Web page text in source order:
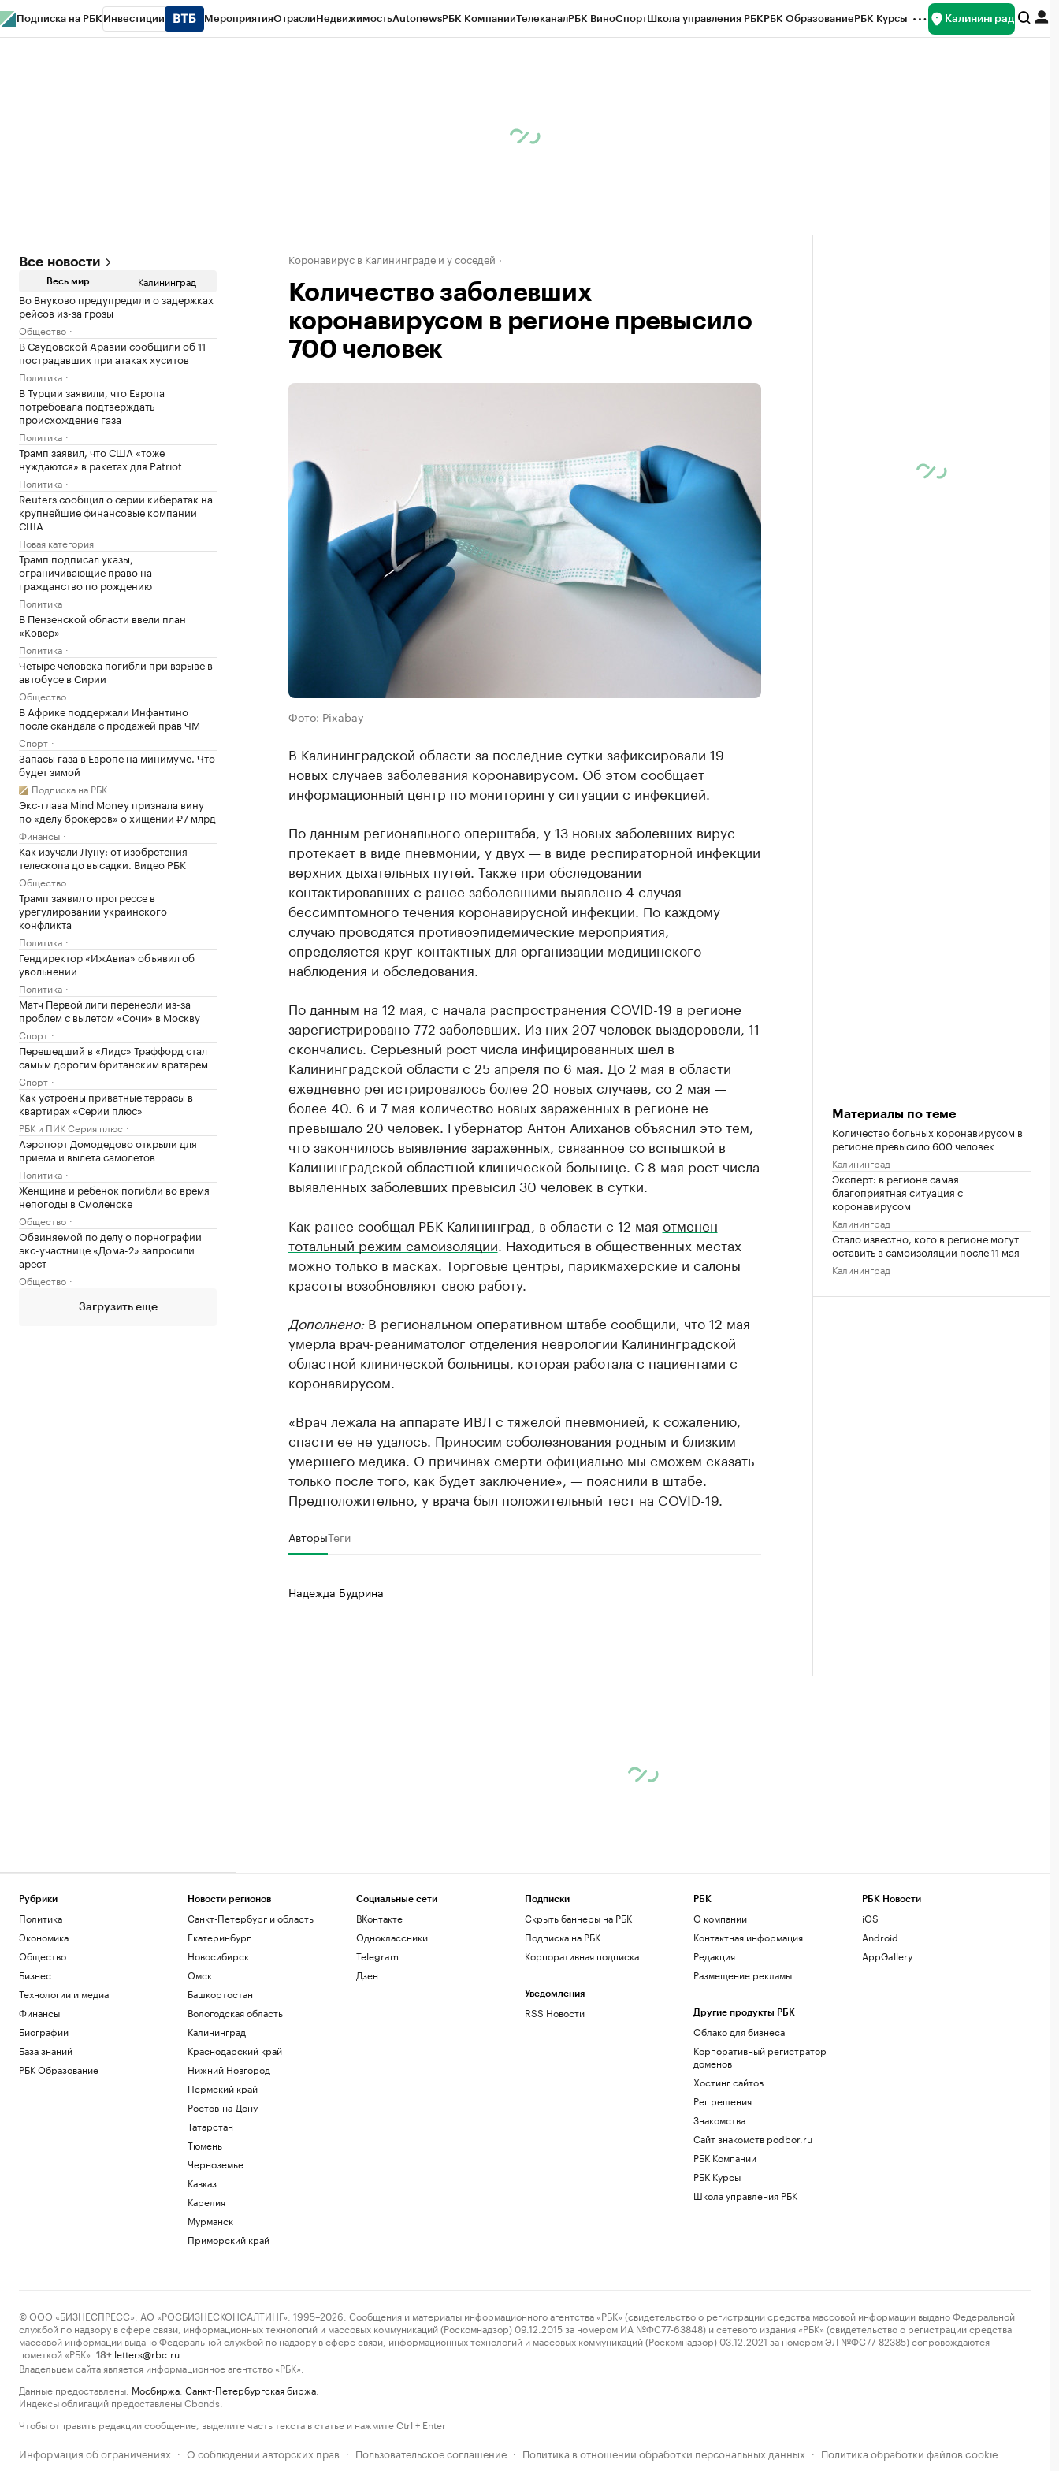
Подписка на РБК Инвестиции МероприятияОтраслиНедвижимостьAutonewsРБК КомпанииТелеканалРБК ВиноСпортШкола управления РБКРБК ОбразованиеРБК Курсы Калининград
Все новости
Весь мир Калининград
Во Внуково предупредили о задержках
рейсов из-за грозы
Общество
В Саудовской Аравии сообщили об 11
пострадавших при атаках хуситов
Политика
В Турции заявили, что Европа
потребовала подтверждать
происхождение газа
Политика
Трамп заявил, что США «тоже
нуждаются» в ракетах для Patriot
Политика
Reuters сообщил о серии кибератак на
крупнейшие финансовые компании
США
Новая категория
Трамп подписал указы,
ограничивающие право на
гражданство по рождению
Политика
В Пензенской области ввели план
«Ковер»
Политика
Четыре человека погибли при взрыве в
автобусе в Сирии
Общество
В Африке поддержали Инфантино
после скандала с продажей прав ЧМ
Спорт
Запасы газа в Европе на минимуме. Что
будет зимой
Подписка на РБК
Экс-глава Mind Money признала вину
по «делу брокеров» о хищении ₽7 млрд
Финансы
Как изучали Луну: от изобретения
телескопа до высадки. Видео РБК
Общество
Трамп заявил о прогрессе в
урегулировании украинского
конфликта
Политика
Гендиректор «ИжАвиа» объявил об
увольнении
Политика
Матч Первой лиги перенесли из-за
проблем с вылетом «Сочи» в Москву
Спорт
Перешедший в «Лидс» Траффорд стал
самым дорогим британским вратарем
Спорт
Как устроены приватные террасы в
квартирах «Серии плюс»
РБК и ПИК Серия плюс
Аэропорт Домодедово открыли для
приема и вылета самолетов
Политика
Женщина и ребенок погибли во время
непогоды в Смоленске
Общество
Обвиняемой по делу о порнографии
экс-участнице «Дома-2» запросили
арест
Общество
Загрузить еще
Коронавирус в Калининграде и у соседей
Количество заболевших
коронавирусом в регионе превысило
700 человек
Фото: Pixabay
В Калининградской области за последние сутки зафиксировали 19
новых случаев заболевания коронавирусом. Об этом сообщает
информационный центр по мониторингу ситуации с инфекцией.
По данным регионального оперштаба, у 13 новых заболевших вирус
протекает в виде пневмонии, у двух — в виде респираторной инфекции
верхних дыхательных путей. Также при обследовании
контактировавших с ранее заболевшими выявлено 4 случая
бессимптомного течения коронавирусной инфекции. По каждому
случаю проводятся противоэпидемические мероприятия,
определяется круг контактных для организации медицинского
наблюдения и обследования.
По данным на 12 мая, с начала распространения COVID-19 в регионе
зарегистрировано 772 заболевших. Из них 207 человек выздоровели, 11
скончались. Серьезный рост числа инфицированных шел в
Калининградской области с 25 апреля по 6 мая. До 2 мая в области
ежедневно регистрировалось более 20 новых случаев, со 2 мая —
более 40. 6 и 7 мая количество новых зараженных в регионе не
превышало 20 человек. Губернатор Антон Алиханов объяснил это тем,
чтозакончилось выявление зараженных, связанное со вспышкой в
Калининградской областной клинической больнице. С 8 мая рост числа
выявленных заболевших превысил 30 человек в сутки.
Как ранее сообщал РБК Калининград, в области с 12 мая отменен
тотальный режим самоизоляции . Находиться в общественных местах
можно только в масках. Торговые центры, парикмахерские и салоны
красоты возобновляют свою работу.
Дополнено:В региональном оперативном штабе сообщили, что 12 мая
умерла врач-реаниматолог отделения неврологии Калининградской
областной клинической больницы, которая работала с пациентами с
коронавирусом.
«Врач лежала на аппарате ИВЛ с тяжелой пневмонией, к сожалению,
спасти ее не удалось. Приносим соболезнования родным и близким
умершего медика. О причинах смерти официально мы сможем сказать
только после того, как будет заключение», — пояснили в штабе.
Предположительно, у врача был положительный тест на COVID-19.
АвторыТеги
Надежда Будрина
Материалы по теме
Количество больных коронавирусом в
регионе превысило 600 человек
Калининград
Эксперт: в регионе самая
благоприятная ситуация с
коронавирусом
Калининград
Стало известно, кого в регионе могут
оставить в самоизоляции после 11 мая
Калининград
Рубрики
Политика
Экономика
Общество
Бизнес
Технологии и медиа
Финансы
Биографии
База знаний
РБК Образование
Новости регионов
Санкт-Петербург и область
Екатеринбург
Новосибирск
Омск
Башкортостан
Вологодская область
Калининград
Краснодарский край
Нижний Новгород
Пермский край
Ростов-на-Дону
Татарстан
Тюмень
Черноземье
Кавказ
Карелия
Мурманск
Приморский край
Социальные сети
ВКонтакте
Одноклассники
Telegram
Дзен
Подписки
Скрыть баннеры на РБК
Подписка на РБК
Корпоративная подписка
Уведомления
RSS Новости
РБК
О компании
Контактная информация
Редакция
Размещение рекламы
Другие продукты РБК
Облако для бизнеса
Корпоративный регистратор
доменов
Хостинг сайтов
Рег.решения
Знакомства
Сайт знакомств podbor.ru
РБК Компании
РБК Курсы
Школа управления РБК
РБК Новости
iOS
Android
AppGallery
© ООО «БИЗНЕСПРЕСС», АО «РОСБИЗНЕСКОНСАЛТИНГ», 1995–2026. Сообщения и материалы информационного агентства «РБК» (свидетельство о регистрации средства массовой информации выдано Федеральной
службой по надзору в сфере связи, информационных технологий и массовых коммуникаций (Роскомнадзор) 09.12.2015 за номером ИА №ФС77-63848) и сетевого издания «РБК» (свидетельство о регистрации средства
массовой информации выдано Федеральной службой по надзору в сфере связи, информационных технологий и массовых коммуникаций (Роскомнадзор) 03.12.2021 за номером ЭЛ №ФС77-82385) сопровождаются
пометкой «РБК».
18+ letters@rbc.ru
Владельцем сайта является информационное агентство «РБК».
Данные предоставлены: Мосбиржа Санкт-Петербургская биржа
Индексы облигаций предоставлены Cbonds.
Чтобы отправить редакции сообщение, выделите часть текста в статье и нажмите Ctrl + Enter
Информация об ограничениях · О соблюдении авторских прав · Пользовательское соглашение · Политика в отношении обработки персональных данных · Политика обработки файлов cookie